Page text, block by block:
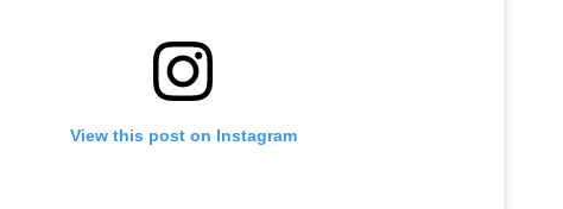
View this post on Instagram